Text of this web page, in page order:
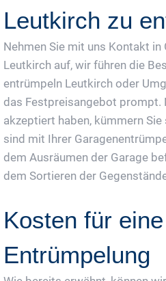
Leutkirch zu
Nehmen Sie mit uns Kontakt in
Leutkirch auf, wir führen die
entrümpeln Leutkirch oder
das Festpreisangebot prompt.
akzeptiert haben, kümmern
sind mit Ihrer
dem Ausräumen der Garage
dem Sortieren der
Kosten für
Entrümpelung